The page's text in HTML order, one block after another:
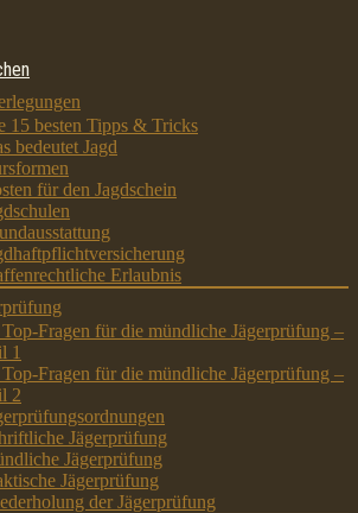
15 besten Tipps & Tricks
bedeutet Jagd
für den Jagdschein
Erlaubnis
Fragen für die mündliche Jägerprüfung –
1
Fragen für die mündliche Jägerprüfung –
2
Jägerprüfung
Jägerprüfung
Jägerprüfung
der Jägerprüfung